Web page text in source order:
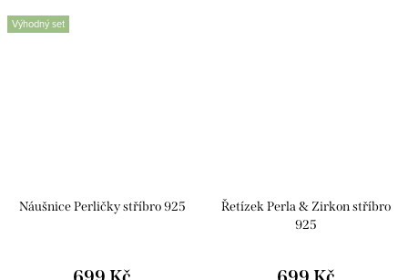
Výhodný set
Náušnice Perličky stříbro 925
Řetízek Perla & Zirkon stříbro
925